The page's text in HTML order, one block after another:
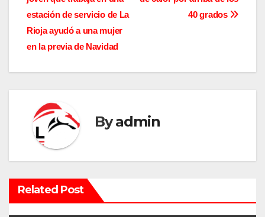
a
v
a
c
i
ó
n
40 grados
estación de servicio de La
Rioja ayudó a una mujer
en la previa de Navidad
Byadmin
Related Post